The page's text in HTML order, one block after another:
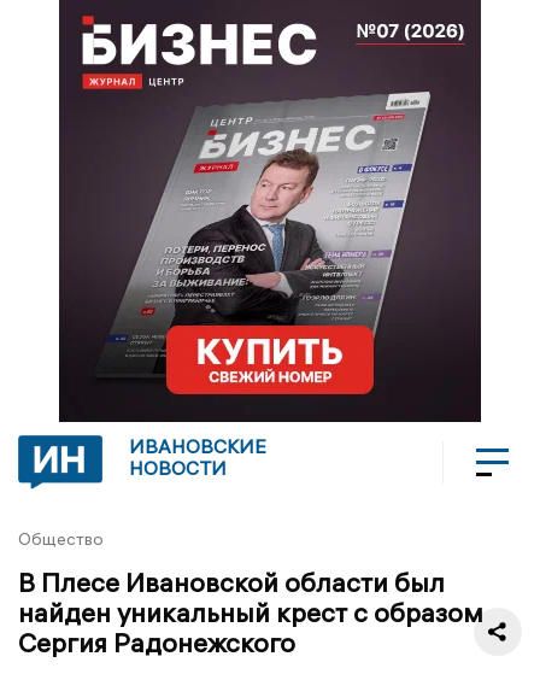
ИВАНОВСКИЕ
НОВОСТИ
Общество
В Плесе Ивановской области был
найден уникальный крест с образом
Сергия Радонежского